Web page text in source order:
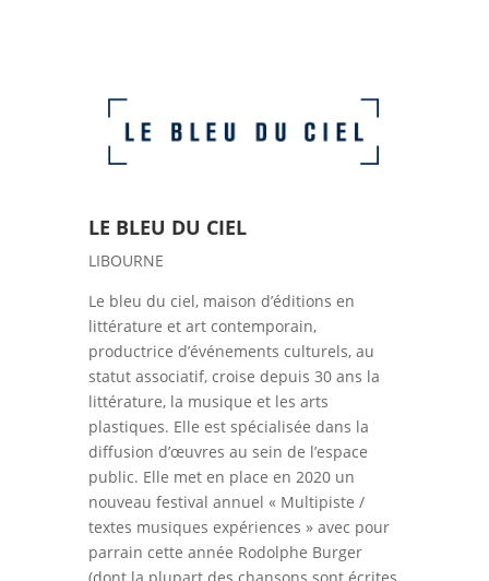
LE BLEU DU CIEL
LIBOURNE
Le bleu du ciel, maison d’éditions en
littérature et art contemporain,
productrice d’événements culturels, au
statut associatif, croise depuis 30 ans la
littérature, la musique et les arts
plastiques. Elle est spécialisée dans la
diffusion d’œuvres au sein de l’espace
public. Elle met en place en 2020 un
nouveau festival annuel « Multipiste /
textes musiques expériences » avec pour
parrain cette année Rodolphe Burger
(dont la plupart des chansons sont écrites